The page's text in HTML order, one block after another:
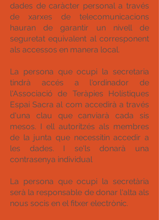
dades de caràcter personal a través
de xarxes de telecomunicacions
hauran de garantir un nivell de
seguretat equivalent al corresponent
als accessos en manera local.
La persona que ocupi la secretaria
tindrà accés a l'ordinador de
l'Associació de Teràpies Holístiques
Espai Sacra al com accedirà a través
d'una clau que canviarà cada sis
mesos. I ell autoritzés als membres
de la junta que necessitin accedir a
les dades. I se'ls donarà una
contrasenya individual
La persona que ocupi la secretària
serà la responsable de donar l'alta als
nous socis en el fitxer electrònic.